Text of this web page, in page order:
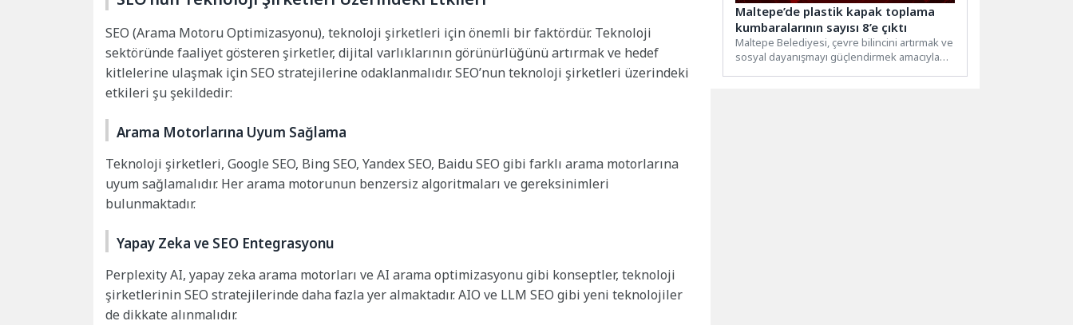
SEO (Arama Motoru Optimizasyonu), teknoloji şirketleri için önemli bir faktördür. Teknoloji
sektöründe faaliyet gösteren şirketler, dijital varlıklarının görünürlüğünü artırmak ve hedef
kitlelerine ulaşmak için SEO stratejilerine odaklanmalıdır. SEO’nun teknoloji şirketleri üzerindeki
etkileri şu şekildedir:
Arama Motorlarına Uyum Sağlama
Teknoloji şirketleri, Google SEO, Bing SEO, Yandex SEO, Baidu SEO gibi farklı arama motorlarına
uyum sağlamalıdır. Her arama motorunun benzersiz algoritmaları ve gereksinimleri
bulunmaktadır.
Yapay Zeka ve SEO Entegrasyonu
Perplexity AI, yapay zeka arama motorları ve AI arama optimizasyonu gibi konseptler, teknoloji
şirketlerinin SEO stratejilerinde daha fazla yer almaktadır. AIO ve LLM SEO gibi yeni teknolojiler
de dikkate alınmalıdır.
Maltepe’de plastik kapak toplama
kumbaralarının sayısı 8’e çıktı
Maltepe Belediyesi, çevre bilincini artırmak ve
sosyal dayanışmayı güçlendirmek amacıyla